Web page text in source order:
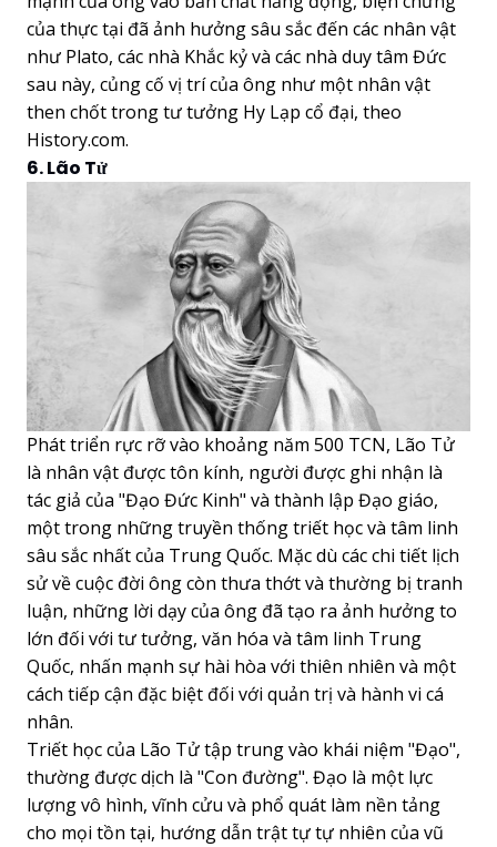
của thực tại đã ảnh hưởng sâu sắc đến các nhân vật
như Plato, các nhà Khắc kỷ và các nhà duy tâm Đức
sau này, củng cố vị trí của ông như một nhân vật
then chốt trong tư tưởng Hy Lạp cổ đại, theo
History.com.
6. Lão Tử
Phát triển rực rỡ vào khoảng năm 500 TCN, Lão Tử
là nhân vật được tôn kính, người được ghi nhận là
tác giả của "Đạo Đức Kinh" và thành lập Đạo giáo,
một trong những truyền thống triết học và tâm linh
sâu sắc nhất của Trung Quốc. Mặc dù các chi tiết lịch
sử về cuộc đời ông còn thưa thớt và thường bị tranh
luận, những lời dạy của ông đã tạo ra ảnh hưởng to
lớn đối với tư tưởng, văn hóa và tâm linh Trung
Quốc, nhấn mạnh sự hài hòa với thiên nhiên và một
cách tiếp cận đặc biệt đối với quản trị và hành vi cá
nhân.
Triết học của Lão Tử tập trung vào khái niệm "Đạo",
thường được dịch là "Con đường". Đạo là một lực
lượng vô hình, vĩnh cửu và phổ quát làm nền tảng
cho mọi tồn tại, hướng dẫn trật tự tự nhiên của vũ